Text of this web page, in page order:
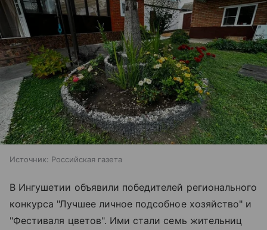
Источник: Российская газета
В Ингушетии объявили победителей регионального
конкурса "Лучшее личное подсобное хозяйство" и
"Фестиваля цветов". Ими стали семь жительниц